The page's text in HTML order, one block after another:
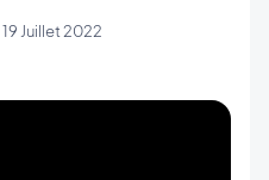
Juillet 2022